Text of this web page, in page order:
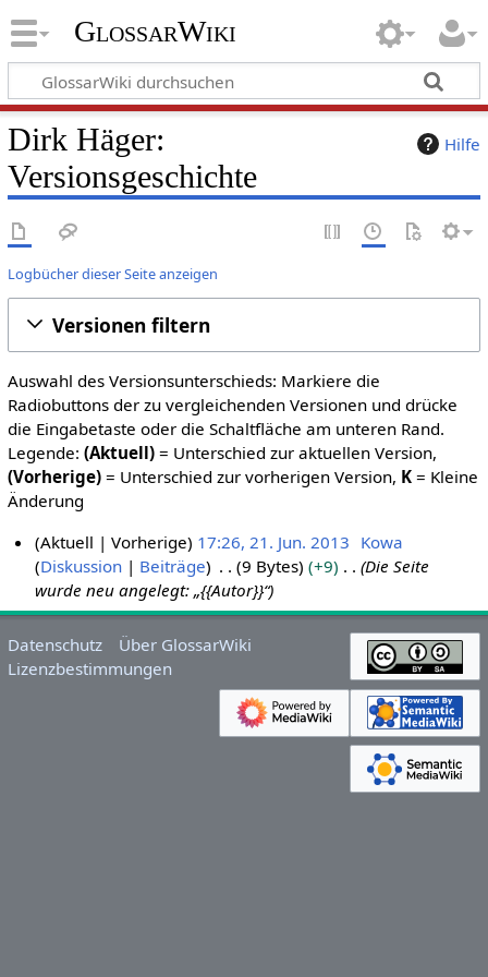
GlossarWiki
Hilfe
Dirk Häger:
Versionsgeschichte
Logbücher dieser Seite anzeigen
Versionen filtern
Auswahl des Versionsunterschieds: Markiere die
Radiobuttons der zu vergleichenden Versionen und drücke
die Eingabetaste oder die Schaltfläche am unteren Rand.
Legende: (Aktuell)= Unterschied zur aktuellen Version,
(Vorherige)= Unterschied zur vorherigen Version, K= Kleine
Änderung
.
J
u
Aktuell Vorherige 17:26, 21. Jun. 2013 Kowa
Diskussion
Beiträge 9 Bytes +9
Die Seite
wurde neu angelegt: „{{Autor}}“
Datenschutz
Über GlossarWiki
Lizenzbestimmungen